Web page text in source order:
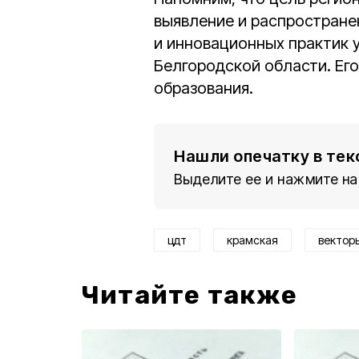
выявление и
и инновационных практик
Белгородской области.
образования.
Нашли опечатку в
Выделите ее и нажмите на
цдт крамская
Читайте также